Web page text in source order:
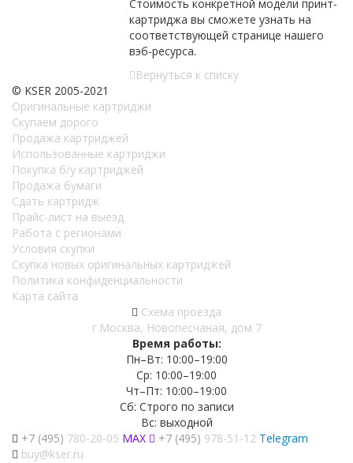
Стоимость конкретной модели принт-
картриджа вы сможете узнать на
соответствующей странице нашего
вэб-ресурса.
Вернуться к списку
© KSER 2005-2021
Оригинальные картриджи
Скупаем дорого
Продажа картриджей
Использованные картриджи
Покупка б/у картриджей
Продажа бумаги
Сдать картридж
Прайс-лист на выезд
Работа с регионами
Условия скупки
Скупка новых оригинальных картриджей
Политика конфиденциальности
Карта сайта
Схема проезда
г.Москва, Новопесчаная, дом 7
Время работы:
Пн–Вт: 10:00–19:00
Ср: 10:00–19:00
Чт–Пт: 10:00–19:00
Сб: Строго по записи
Вс: выходной
+7 (495) 780-20-05 MAX +7 (495) 978-51-12 Telegram
buy@kser.ru